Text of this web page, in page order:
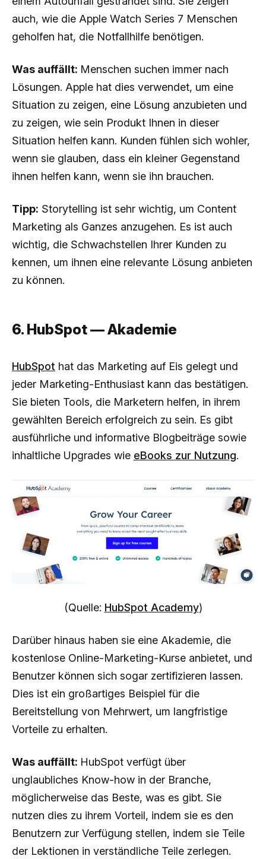
auch, wie die Apple Watch Series 7 Menschen
geholfen hat, die Notfallhilfe benötigen.
Was auffällt: Menschen suchen immer nach
Lösungen. Apple hat dies verwendet, um eine
Situation zu zeigen, eine Lösung anzubieten und
zu zeigen, wie sein Produkt Ihnen in dieser
Situation helfen kann. Kunden fühlen sich wohler,
wenn sie glauben, dass ein kleiner Gegenstand
ihnen helfen kann, wenn sie ihn brauchen.
Tipp: Storytelling ist sehr wichtig, um Content
Marketing als Ganzes anzugehen. Es ist auch
wichtig, die Schwachstellen Ihrer Kunden zu
kennen, um ihnen eine relevante Lösung anbieten
zu können.
6. HubSpot — Akademie
HubSpot hat das Marketing auf Eis gelegt und
jeder Marketing-Enthusiast kann das bestätigen.
Sie bieten Tools, die Marketern helfen, in ihrem
gewählten Bereich erfolgreich zu sein. Es gibt
ausführliche und informative Blogbeiträge sowie
inhaltliche Upgrades wie eBooks zur Nutzung.
(Quelle: HubSpot Academy)
Darüber hinaus haben sie eine Akademie, die
kostenlose Online-Marketing-Kurse anbietet, und
Benutzer können sich sogar zertifizieren lassen.
Dies ist ein großartiges Beispiel für die
Bereitstellung von Mehrwert, um langfristige
Vorteile zu erhalten.
Was auffällt: HubSpot verfügt über
unglaubliches Know-how in der Branche,
möglicherweise das Beste, was es gibt. Sie
nutzen dies zu ihrem Vorteil, indem sie es den
Benutzern zur Verfügung stellen, indem sie Teile
der Lektionen in verständliche Teile zerlegen.